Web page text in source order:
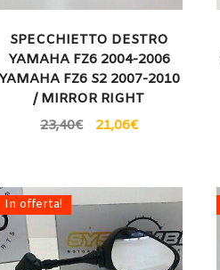
SPECCHIETTO DESTRO
YAMAHA FZ6 2004-2006
YAMAHA FZ6 S2 2007-2010
/ MIRROR RIGHT
23,40€ 21,06€
In offerta!